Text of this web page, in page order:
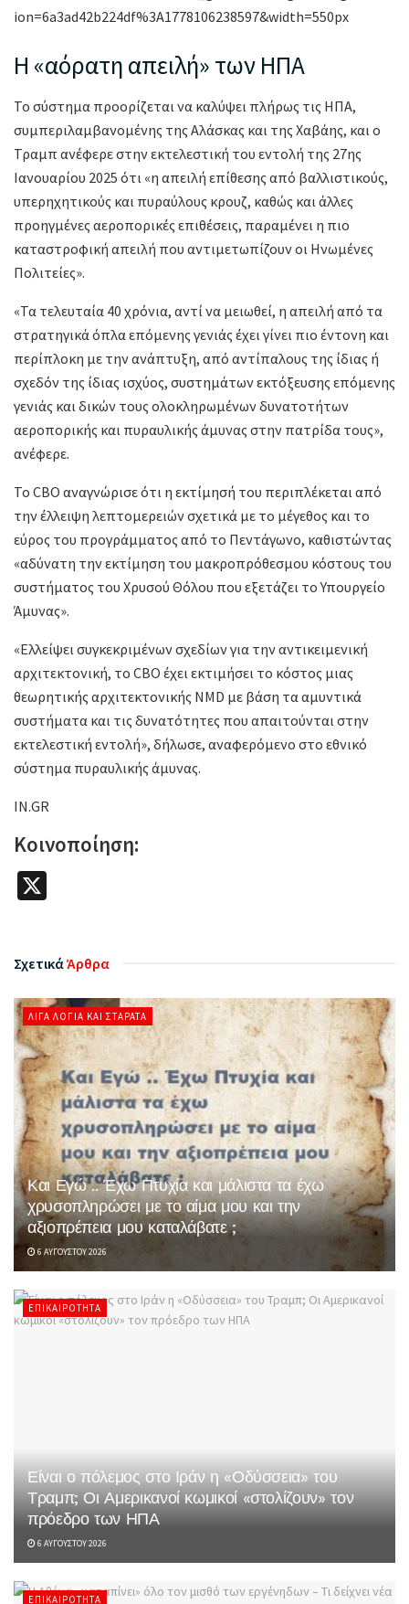
ion=6a3ad42b224df%3A1778106238597&width=550px
Η «αόρατη απειλή» των ΗΠΑ
Το σύστημα προορίζεται να καλύψει πλήρως τις ΗΠΑ,
συμπεριλαμβανομένης της Αλάσκας και της Χαβάης, και ο
Τραμπ ανέφερε στην εκτελεστική του εντολή της 27ης
Ιανουαρίου 2025 ότι «η απειλή επίθεσης από βαλλιστικούς,
υπερηχητικούς και πυραύλους κρουζ, καθώς και άλλες
προηγμένες αεροπορικές επιθέσεις, παραμένει η πιο
καταστροφική απειλή που αντιμετωπίζουν οι Ηνωμένες
Πολιτείες».
«Τα τελευταία 40 χρόνια, αντί να μειωθεί, η απειλή από τα
στρατηγικά όπλα επόμενης γενιάς έχει γίνει πιο έντονη και
περίπλοκη με την ανάπτυξη, από αντίπαλους της ίδιας ή
σχεδόν της ίδιας ισχύος, συστημάτων εκτόξευσης επόμενης
γενιάς και δικών τους ολοκληρωμένων δυνατοτήτων
αεροπορικής και πυραυλικής άμυνας στην πατρίδα τους»,
ανέφερε.
Το CBO αναγνώρισε ότι η εκτίμησή του περιπλέκεται από
την έλλειψη λεπτομερειών σχετικά με το μέγεθος και το
εύρος του προγράμματος από το Πεντάγωνο, καθιστώντας
«αδύνατη την εκτίμηση του μακροπρόθεσμου κόστους του
συστήματος του Χρυσού Θόλου που εξετάζει το Υπουργείο
Άμυνας».
«Ελλείψει συγκεκριμένων σχεδίων για την αντικειμενική
αρχιτεκτονική, το CBO έχει εκτιμήσει το κόστος μιας
θεωρητικής αρχιτεκτονικής NMD με βάση τα αμυντικά
συστήματα και τις δυνατότητες που απαιτούνται στην
εκτελεστική εντολή», δήλωσε, αναφερόμενο στο εθνικό
σύστημα πυραυλικής άμυνας.
IN.GR
Κοινοποίηση:
ΣχετικάΆρθρα
ΛΊΓΑ ΛΌΓΙΑ ΚΑΙ ΣΤΑΡΆΤΑ
Και Εγώ .. Έχω Πτυχία και μάλιστα τα έχω
χρυσοπληρώσει με το αίμα μου και την
αξιοπρέπεια μου καταλάβατε ;
6 ΑΥΓΟΎΣΤΟΥ 2026
ΕΠΙΚΑΙΡΌΤΗΤΑ
Είναι ο πόλεμος στο Ιράν η «Οδύσσεια» του
Τραμπ; Οι Αμερικανοί κωμικοί «στολίζουν» τον
πρόεδρο των ΗΠΑ
6 ΑΥΓΟΎΣΤΟΥ 2026
ΕΠΙΚΑΙΡΌΤΗΤΑ